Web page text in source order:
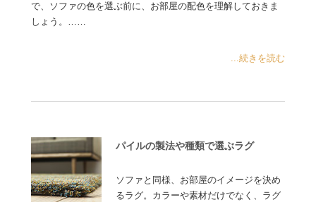
で、ソファの色を選ぶ前に、お部屋の配色を理解しておきま
しょう。……
...続きを読む
パイルの製法や種類で選ぶラグ
ソファと同様、お部屋のイメージを決め
るラグ。カラーや素材だけでなく、ラグ